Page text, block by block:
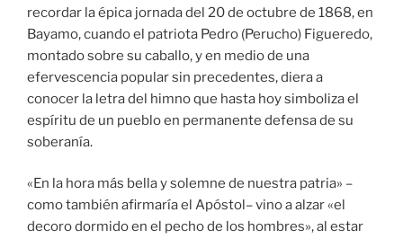
recordar la épica jornada del 20 de octubre de 1868, en
Bayamo, cuando el patriota Pedro (Perucho) Figueredo,
montado sobre su caballo, y en medio de una
efervescencia popular sin precedentes, diera a
conocer la letra del himno que hasta hoy simboliza el
espíritu de un pueblo en permanente defensa de su
soberanía.
«En la hora más bella y solemne de nuestra patria» –
como también afirmaría el Apóstol– vino a alzar «el
decoro dormido en el pecho de los hombres», al estar